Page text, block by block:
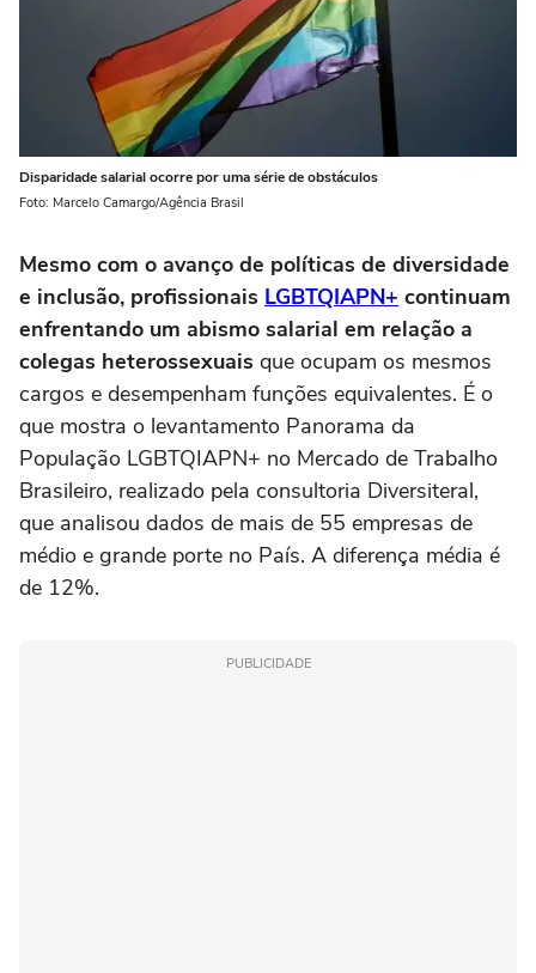
Disparidade salarial ocorre por uma série de obstáculos
Foto: Marcelo Camargo/Agência Brasil
Mesmo com o avanço de políticas de diversidade
e inclusão, profissionais LGBTQIAPN+ continuam
enfrentando um abismo salarial em relação a
colegas heterossexuais que ocupam os mesmos
cargos e desempenham funções equivalentes. É o
que mostra o levantamento Panorama da
População LGBTQIAPN+ no Mercado de Trabalho
Brasileiro, realizado pela consultoria Diversiteral,
que analisou dados de mais de 55 empresas de
médio e grande porte no País. A diferença média é
de 12%.
PUBLICIDADE